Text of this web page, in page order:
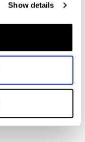
Show details